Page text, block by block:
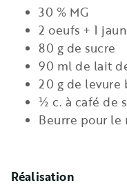
30 % MG
2 oeufs + 1
80 g de sucre
90 ml de lait
20 g de levure
½ c. à café de
Beurre pour le
Réalisation